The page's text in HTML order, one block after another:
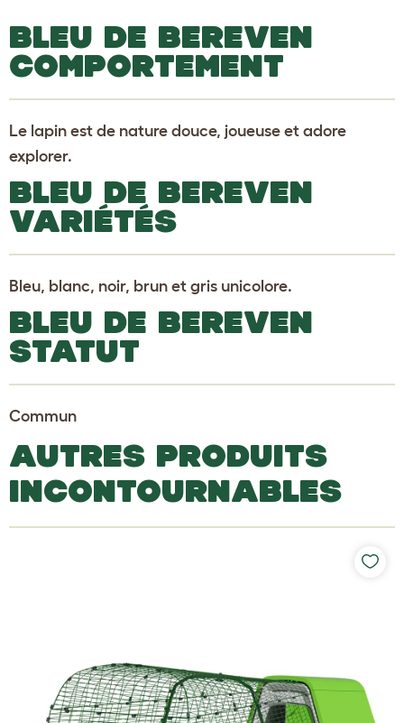
BLEU DE BEREVEN
COMPORTEMENT
Le lapin est de nature douce, joueuse et adore
explorer.
BLEU DE BEREVEN
VARIÉTÉS
Bleu, blanc, noir, brun et gris unicolore.
BLEU DE BEREVEN
STATUT
Commun
AUTRES PRODUITS
INCONTOURNABLES